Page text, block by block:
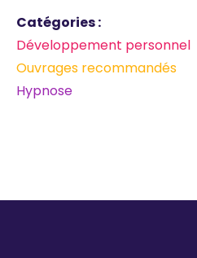
Catégories :
Développement personnel
Ouvrages recommandés
Hypnose